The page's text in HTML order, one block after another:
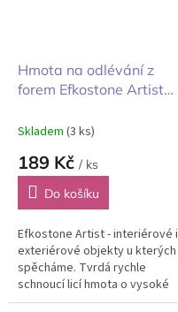
Hmota na odlévání z
forem Efkostone Artist
Skladem (3 ks)
189 Kč / ks
Do košíku
Efkostone Artist - interiérové i
exteriérové objekty u kterých
spěcháme. Tvrdá rychle
schnoucí licí hmota o vysoké
bělosti k vytváření 2D a 3D